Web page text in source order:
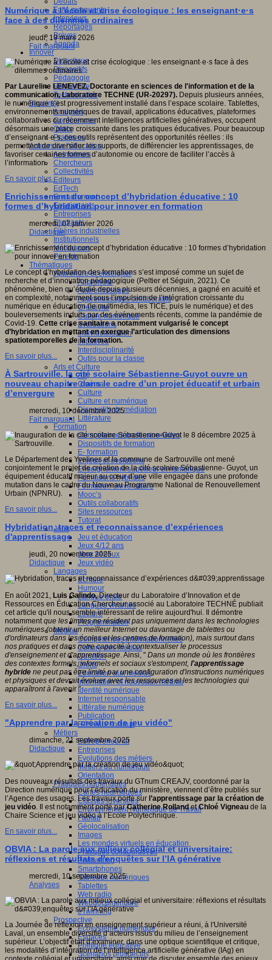
Faits marquants
Interviews
Reportages
Brèves
Agenda
Innover
Didactique
Dispositifs
Pédagogie
Recherche
Technologies
Savoir(s)
Analyses
Conférences
Outils
Pratiques
Acteurs de l'éducation
Animateurs
Chercheurs
Collectivités
Editeurs
EdTech
Encadrement
Enseignants
Entreprises
Etudiants
Filières industrielles
Institutionnels
Médiateurs
Parents
Thématiques
Apprendre et enseigner
Apprendre
Apprentissages
Apprentissages collaboratifs
Créativité
Culture numérique
Evaluations
Individualisation
Initiatives
Interdisciplinarité
Outils pour la classe
Arts et Culture
Art
Cinéma
Culture
Culture et numérique
Dispositifs de médiation
Littérature
Formation
Compétences professionnelles
Dispositifs de formation
E- formation
Enjeux et évolutions
Enseignement supérieur et numérique
Formations hybrides
Formation universitaire
Mooc’s
Outils collaboratifs
Sites ressources
Tutorat
Jeux
Jeu et éducation
Jeux 4/12 ans
Jeux sérieux
Jeux vidéo
Langages
Ecriture
Humour
Langue orale
Langues vivantes
Lecture
Programmation
Médias
Compétences informationnelles
Culture des médias
Curation
Droits
Education aux médias
Information et nouveaux médias
Identité numérique
Internet responsable
Littératie numérique
Publication
Réseaux sociaux
Métiers
Entrepreneuriat
Entreprises
Evolutions des métiers
Métiers du numérique
Orientation
Pratiques numériques
Cartes heuristiques
Classes inversées
Environnement Numérique de Travail
Fablab
Géolocalisation
Images
Les mondes virtuels en éducation
Pratiques collaboratives
Podcasting
Smartphones
Tableaux numériques
Tablettes
Web radio
Webdocumentaire
eTwinning
Prospective
Ecosystème numérique
Espaces
Politique éducative
Scénarios prospectifs
Numérique à l’école et crise écologique : les enseignant·e·s
face à des dilemmes ordinaires
jeudi, 19 mars 2026
Fait marquant
Par Laureline LENEVEZ, Doctorante en sciences de l'information et de la
communication, Laboratoire TECHNE (UR-20297). Depuis plusieurs années,
le numérique s’est progressivement installé dans l’espace scolaire. Tablettes,
environnements numériques de travail, applications éducatives, plateformes
collaboratives ou récemment intelligences artificielles génératives, occupent
désormais une place croissante dans les pratiques éducatives. Pour beaucoup
d’enseignant·e·s, ces outils représentent des opportunités réelles : ils
permettent de diversifier les supports, de différencier les apprentissages, de
favoriser certaines formes d’autonomie ou encore de faciliter l’accès à
l’information.
En savoir plus...
Enrichissement du concept d’hybridation éducative : 10
formes d’hybridation pour innover en formation
mercredi, 07 janvier 2026
Didactique
Le concept d’hybridation des formations s’est imposé comme un sujet de
recherche et d’innovation pédagogique (Peltier et Séguin, 2021). Ce
phénomène, bien qu’étudié depuis plusieurs décennies, a gagné en acuité et
en complexité, notamment sous l’impulsion de l’intégration croissante du
numérique en éducation (le multimédia, les TICE, puis le numérique) et des
bouleversements induits par des événements récents, comme la pandémie de
Covid-19. Cette crise sanitaire a notamment vulgarisé le concept
d’hybridation en mettant en exergue l’articulation des dimensions
spatiotemporelles de la formation.
En savoir plus...
À Sartrouville, la cité scolaire Sébastienne-Guyot ouvre un
nouveau chapitre dans le cadre d’un projet éducatif et urbain
d’envergure
mercredi, 10 décembre 2025
Fait marquant
Le Département des Yvelines et la commune de Sartrouville ont mené
conjointement le projet de création de la cité scolaire Sébastienne- Guyot, un
équipement éducatif majeur au cœur d’une ville engagée dans une profonde
mutation dans le cadre du Nouveau Programme National de Renouvellement
Urbain (NPNRU).
En savoir plus...
Hybridation, traces et reconnaissance d’expériences
d'apprentissage
jeudi, 20 novembre 2025
Didactique
En août 2021, Luis Galindo,Directeur du Laboratoire d’Innovation et de
Ressources en Éducation Chercheur associé au Laboratoire TECHNÉ publiait
cet article qu'il nous semble intéressant de relire aujourd'hui. Il démontre
notammentque les limites ne résident pas uniquement dans les technologies
numériques (obtenir un meilleur Internet ou davantage de tablettes ou
d'ordinateurs dans les écoles et les centres de formation), mais surtout dans
nos pratiques et dans notre capacité à contextualiser le processus
d'enseignement et d'apprentissage. Ainsi, " Dans un monde où les frontières
des contextes formels, informels et sociaux s'estompent, l'apprentissage
hybride ne peut pas être limité par une configuration d'instructions numériques
et physiques et devrait évoluer avec les ressources et les technologies qui
apparaîtront à l'avenir "
En savoir plus...
"Apprendre par la création de jeu vidéo"
dimanche, 21 septembre 2025
Didactique
Des nouveaux résultats des travaux du GTnum CREAJV, coordonné par la
Direction numérique pour l’éducation du ministère, viennent d’être publiés sur
l’Agence des usages. Les travaux porte sur l’apprentissage par la création de
jeu vidéo. Il est notamment porté parCatherine RollandetChloé Vigneau de la
Chaire Science et jeu vidéo à l’Ecole Polytechnique.
En savoir plus...
OBVIA : La parole aux milieux collégial et universitaire:
réflexions et résultats d'enquêtes sur l’IA générative
mercredi, 10 septembre 2025
Analyses
La Journée de réflexion en enseignement supérieur a réuni, à l'Université
Laval, un ensemble diversifié d’acteurs issus du milieu de l’enseignement
supérieur. L’objectif était d’examiner, dans une optique scientifique et critique,
les modalités d’intégration de l’intelligence artificielle générative (IAg) en